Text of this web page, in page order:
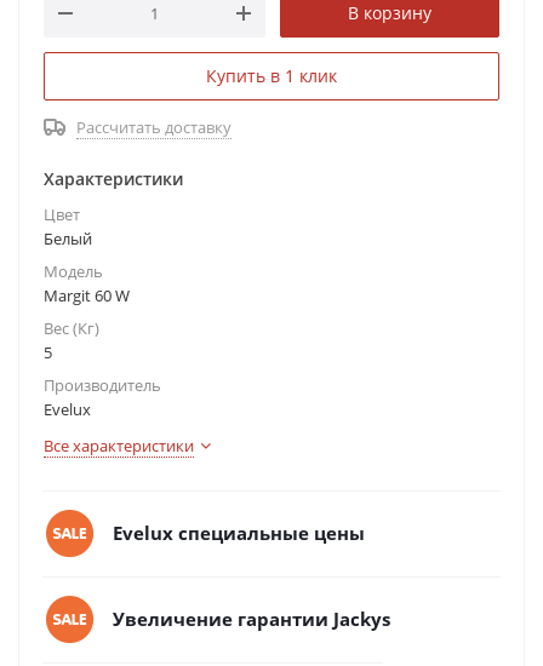
В корзину
Купить в 1 клик
Рассчитать доставку
Характеристики
Цвет
Белый
Модель
Margit 60 W
Вес (Кг)
5
Производитель
Evelux
Все характеристики
Evelux специальные цены
Увеличение гарантии Jackys